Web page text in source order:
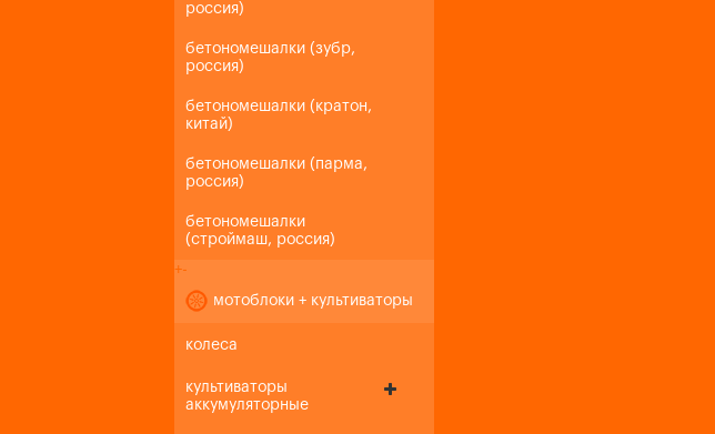
россия)
бетономешалки (зубр,
россия)
бетономешалки (кратон,
китай)
бетономешалки (парма,
россия)
бетономешалки
(строймаш, россия)
+-
мотоблоки + культиваторы
колеса
культиваторы
аккумуляторные